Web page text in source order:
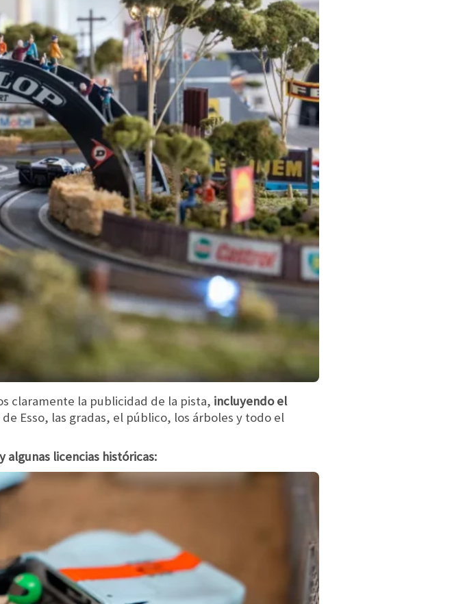
claramente la publicidad de la pista, incluyendo el
Esso, las gradas, el público, los árboles y todo el
algunas licencias históricas: